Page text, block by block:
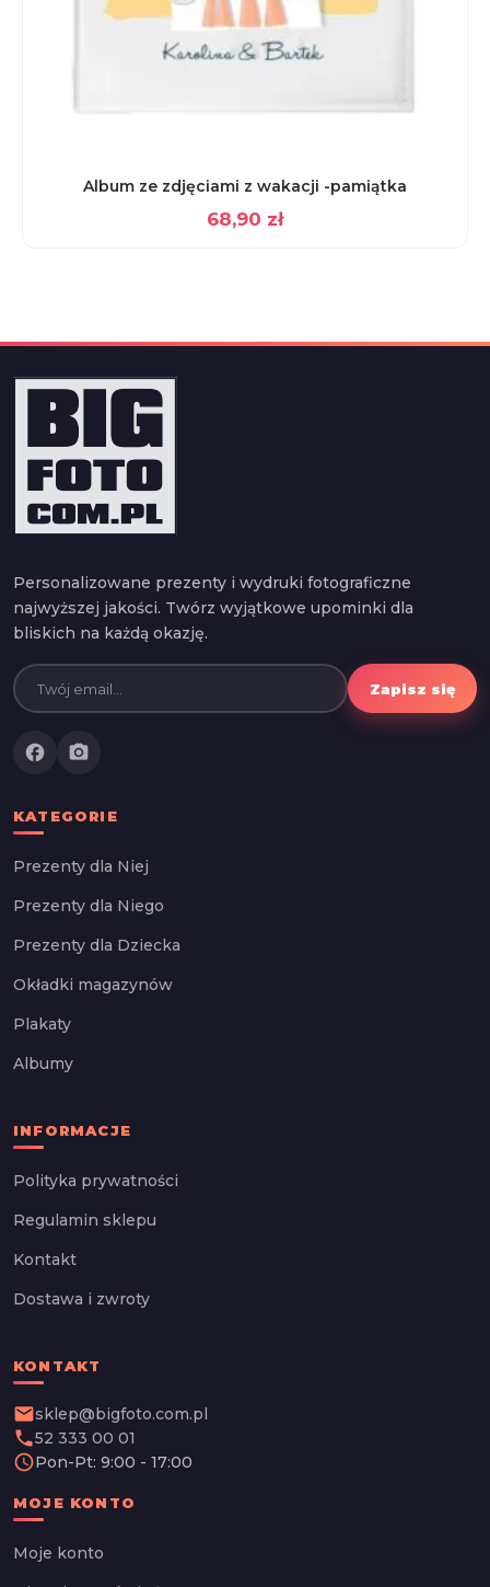
Album ze zdjęciami z wakacji -pamiątka
68,90 zł
Personalizowane prezenty i wydruki fotograficzne
najwyższej jakości. Twórz wyjątkowe upominki dla
bliskich na każdą okazję.
Zapisz się
facebook photo_camera
KATEGORIE
Prezenty dla Niej
Prezenty dla Niego
Prezenty dla Dziecka
Okładki magazynów
Plakaty
Albumy
INFORMACJE
Polityka prywatności
Regulamin sklepu
Kontakt
Dostawa i zwroty
KONTAKT
emailsklep@bigfoto.com.pl
phone52 333 00 01
schedulePon-Pt: 9:00 - 17:00
MOJE KONTO
Moje konto